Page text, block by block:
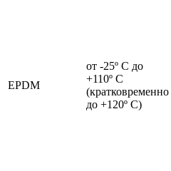
EPDM
от -25º С до
+110º С
(кратковременно
до +120º С)